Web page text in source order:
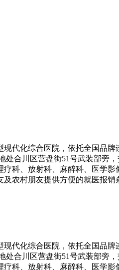
代化综合医院，依托全国品
合川区营盘街51号武装部旁
科、放射科、麻醉科、医学
农村朋友提供方便的就医报销
代化综合医院，依托全国品
合川区营盘街51号武装部旁
科、放射科、麻醉科、医学